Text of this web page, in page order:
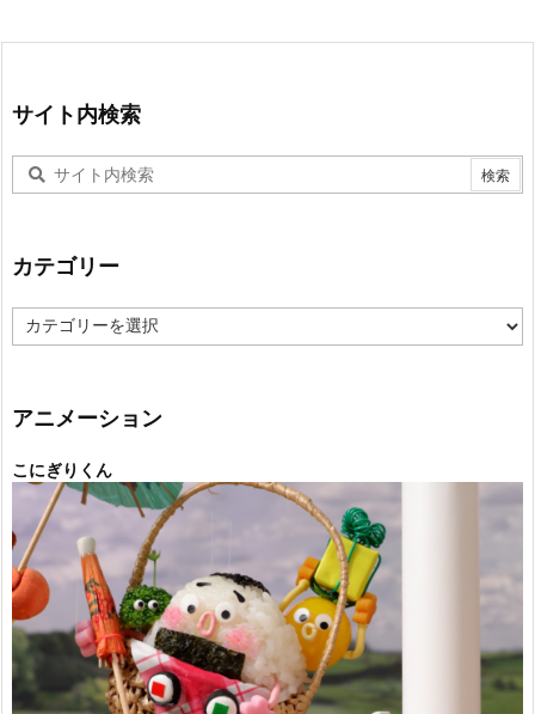
サイト内検索
カテゴリー
テ
ー
アニメーション
こにぎりくん